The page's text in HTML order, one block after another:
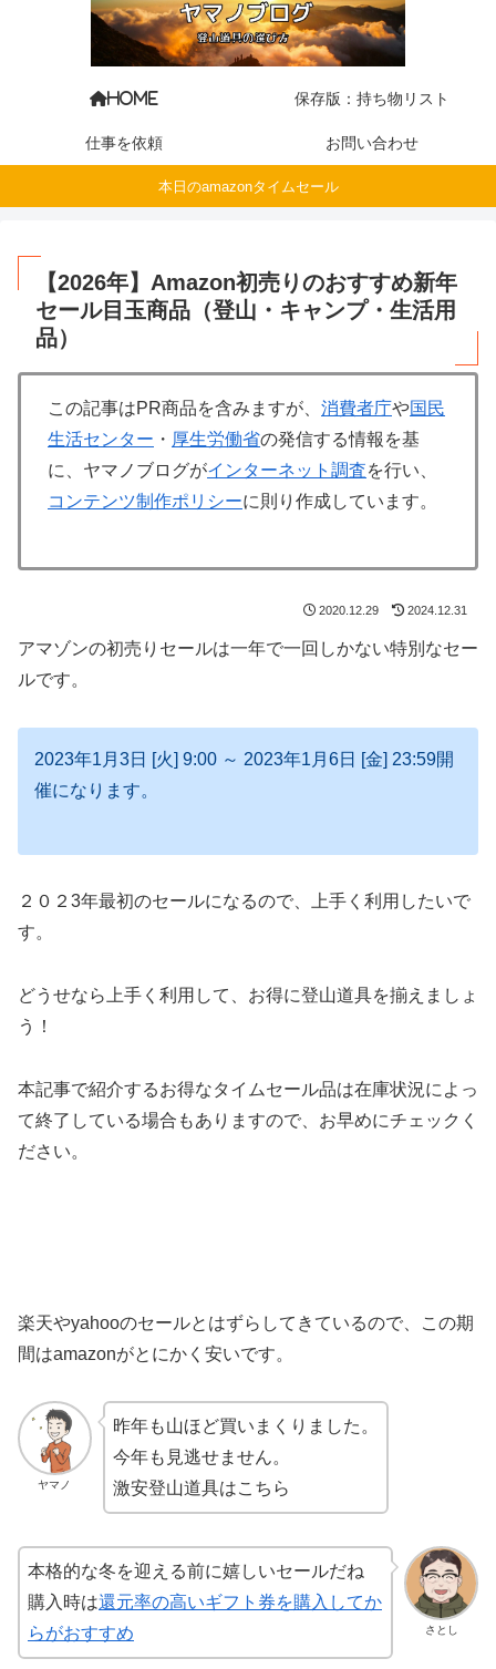
HOME 保存版：持ち物リスト
仕事を依頼 お問い合わせ
本日のamazonタイムセール
【2026年】Amazon初売りのおすすめ新年
セール目玉商品（登山・キャンプ・生活用
品）
この記事はPR商品を含みますが、 消費者庁や国民
生活センター ・ 厚生労働省の発信する情報を基
に、ヤマノブログがインターネット調査を行い、
コンテンツ制作ポリシーに則り作成しています。
2020.12.29 2024.12.31
アマゾンの初売りセールは一年で一回しかない特別なセー
ルです。
2023年1月3日 [火] 9:00 ～ 2023年1月6日 [金] 23:59開
催になります。
２０２3年最初のセールになるので、上手く利用したいで
す。
どうせなら上手く利用して、お得に登山道具を揃えましょ
う！
本記事で紹介するお得なタイムセール品は在庫状況によっ
て終了している場合もありますので、お早めにチェックく
ださい。
楽天やyahooのセールとはずらしてきているので、この期
間はamazonがとにかく安いです。
ヤマノ
昨年も山ほど買いまくりました。
今年も見逃せません。
激安登山道具はこちら
さとし
本格的な冬を迎える前に嬉しいセールだね
購入時は還元率の高いギフト券を購入してか
らがおすすめ